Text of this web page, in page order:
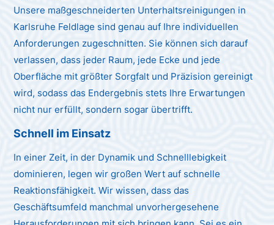
Unsere maßgeschneiderten Unterhaltsreinigungen in
Karlsruhe Feldlage sind genau auf Ihre individuellen
Anforderungen zugeschnitten. Sie können sich darauf
verlassen, dass jeder Raum, jede Ecke und jede
Oberfläche mit größter Sorgfalt und Präzision gereinigt
wird, sodass das Endergebnis stets Ihre Erwartungen
nicht nur erfüllt, sondern sogar übertrifft.
Schnell im Einsatz
In einer Zeit, in der Dynamik und Schnelllebigkeit
dominieren, legen wir großen Wert auf schnelle
Reaktionsfähigkeit. Wir wissen, dass das
Geschäftsumfeld manchmal unvorhergesehene